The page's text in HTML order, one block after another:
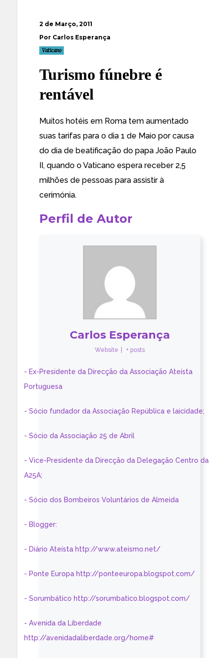
2 de Março, 2011
Por Carlos Esperança
Vaticano
Turismo fúnebre é
rentável
Muitos hotéis em Roma tem aumentado
suas tarifas para o dia 1 de Maio por causa
do dia de beatificação do papa João Paulo
II, quando o Vaticano espera receber 2,5
milhões de pessoas para assistir à
cerimónia.
Perfil de Autor
Carlos Esperança
Website + posts
- Ex-Presidente da Direcção da Associação Ateísta
Portuguesa
- Sócio fundador da Associação República e laicidade;
- Sócio da Associação 25 de Abril
- Vice-Presidente da Direcção da Delegação Centro da
A25A;
- Sócio dos Bombeiros Voluntários de Almeida
- Blogger:
- Diário Ateísta http://www.ateismo.net/
- Ponte Europa http://ponteeuropa.blogspot.com/
- Sorumbático http://sorumbatico.blogspot.com/
- Avenida da Liberdade
http://avenidadaliberdade.org/home#